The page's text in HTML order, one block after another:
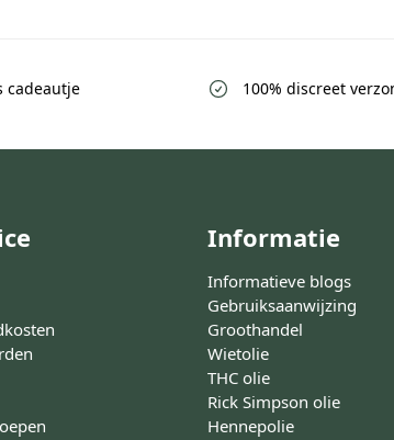
cadeautje 100% discreet
Informatie
Informatieve blogs
Gebruiksaanwijzing
Groothandel
Wietolie
THC olie
Rick Simpson olie
Hennepolie